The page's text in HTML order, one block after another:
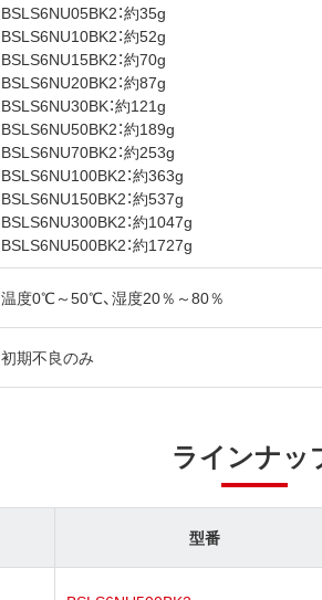
BSLS6NU05BK2：約35g
BSLS6NU10BK2：約52g
BSLS6NU15BK2：約70g
BSLS6NU20BK2：約87g
BSLS6NU30BK：約121g
BSLS6NU50BK2：約189g
BSLS6NU70BK2：約253g
BSLS6NU100BK2：約363g
BSLS6NU150BK2：約537g
BSLS6NU300BK2：約1047g
BSLS6NU500BK2：約1727g
温度0℃～50℃、湿度20％～80％
初期不良のみ
ラインナッ
型番